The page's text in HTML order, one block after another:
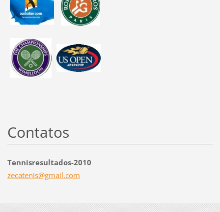
Contatos
Tennisresultados-2010
zecatenis@gmail.com